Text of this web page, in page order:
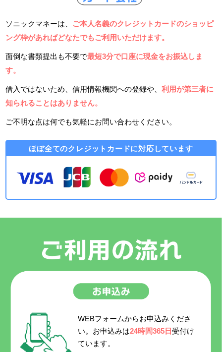
ソニックマネーは、 ご本人名義のクレジットカードのショッピ
ング枠があればどなたでもご利用いただけます。
面倒な書類提出も不要で最短3分で口座に現金をお振込しま
す。
借入ではないため、信用情報機関への登録や、利用が第三者に
知られることはありません。
ご不明な点は何でも気軽にお問い合わせください。
ほぼ全てのクレジットカードに対応しています
WEBフォームからお申込みくださ
い。お申込みは24時間365日 受付け
ています。